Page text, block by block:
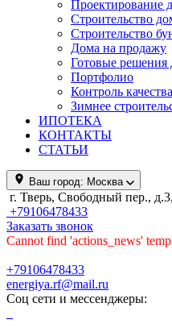
Проектирование
Строительство
Строительство
Дома на продажу
Готовые решения
Портфолио
Контроль качества
Зимнее
ИПОТЕКА
КОНТАКТЫ
СТАТЬИ
Ваш город: Москва
г. Тверь, Свободный пер.,
+79106478433
Заказать звонок
Cannot find 'actions_news'
+79106478433
energiya.rf@mail.ru
Соц сети и мессенджеры: